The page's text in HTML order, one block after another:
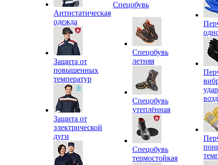
Антистатическая
одежда
Защита от
повышенных
температур
Защита от
электрической
дуги
Спецобувь
Спецобувь
летняя
Спецобувь
утеплённая
Спецобувь
термостойкая